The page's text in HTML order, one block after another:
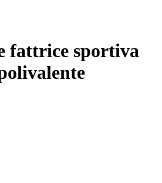
fattrice sportiva